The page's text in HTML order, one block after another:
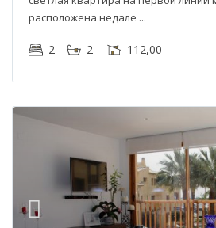
расположена недале
2 2 112,00